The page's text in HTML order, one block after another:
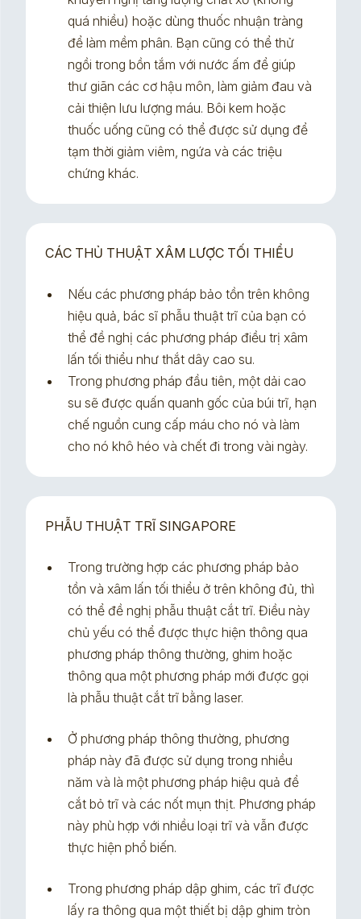
quá nhiều) hoặc dùng thuốc nhuận tràng
để làm mềm phân. Bạn cũng có thể thử
ngồi trong bồn tắm với nước ấm để giúp
thư giãn các cơ hậu môn, làm giảm đau và
cải thiện lưu lượng máu. Bôi kem hoặc
thuốc uống cũng có thể được sử dụng để
tạm thời giảm viêm, ngứa và các triệu
chứng khác.
CÁC THỦ THUẬT XÂM LƯỢC TỐI THIỂU
Nếu các phương pháp bảo tồn trên không
hiệu quả, bác sĩ phẫu thuật trĩ của bạn có
thể đề nghị các phương pháp điều trị xâm
lấn tối thiểu như thắt dây cao su.
Trong phương pháp đầu tiên, một dải cao
su sẽ được quấn quanh gốc của búi trĩ, hạn
chế nguồn cung cấp máu cho nó và làm
cho nó khô héo và chết đi trong vài ngày.
PHẪU THUẬT TRĨ SINGAPORE
Trong trường hợp các phương pháp bảo
tồn và xâm lấn tối thiểu ở trên không đủ, thì
có thể đề nghị phẫu thuật cắt trĩ. Điều này
chủ yếu có thể được thực hiện thông qua
phương pháp thông thường, ghim hoặc
thông qua một phương pháp mới được gọi
là phẫu thuật cắt trĩ bằng laser.
Ở phương pháp thông thường, phương
pháp này đã được sử dụng trong nhiều
năm và là một phương pháp hiệu quả để
cắt bỏ trĩ và các nốt mụn thịt. Phương pháp
này phù hợp với nhiều loại trĩ và vẫn được
thực hiện phổ biến.
Trong phương pháp dập ghim, các trĩ được
lấy ra thông qua một thiết bị dập ghim tròn